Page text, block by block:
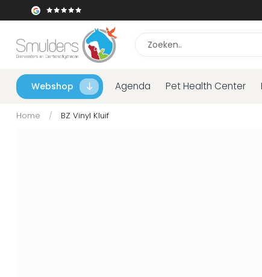
Webshop Agenda Pet Health Center
Home / BZ Vinyl Kluif